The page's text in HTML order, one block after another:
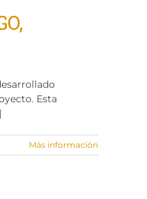
Esta
Más información